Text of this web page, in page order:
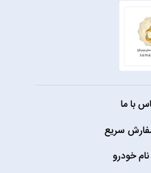
با ما
سریع
خودرو